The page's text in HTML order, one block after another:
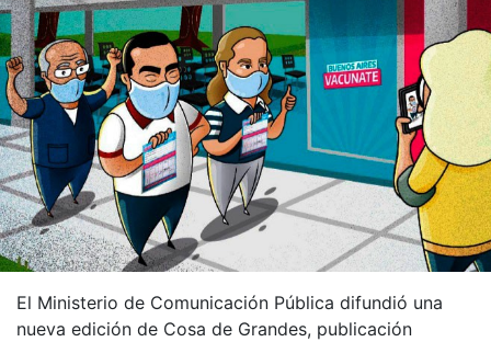
El Ministerio de Comunicación Pública difundió una
nueva edición de Cosa de Grandes, publicación